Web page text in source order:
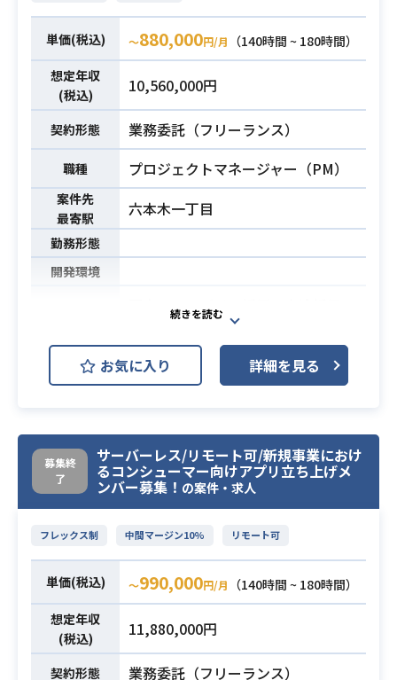
・PC貸与がなくても対応可能な方
単価(税込) 〜880,000円/月
（140時間 ~ 180時間）
想定年収
(税込)
10,560,000円
契約形態 業務委託（フリーランス）
職種 プロジェクトマネージャー（PM）
案件先
最寄駅
六本木一丁目
勤務形態
開発環境
業務内容
顧客のアルバイト採用、中途採用の
支援を目的としたメディア制作を担
うチームへの配属を予定していま
す。
テム企画および自社内で使用する管
理ツールのシステム企画を行ってい
ただきます。
ITリテラシーの高くない方などから
吸い上げたざっくりとした要望をど
す。
・要件定義〜リリースまで携わった
ご経験
お気に入り 詳細を見る
募集終
了
サーバーレス/リモート可/新規事業におけ
るコンシューマー向けアプリ立ち上げメ
ンバー募集！ の案件・求人
フレックス制 中間マージン10% リモート可
単価(税込) 〜990,000円/月
（140時間 ~ 180時間）
想定年収
(税込)
11,880,000円
契約形態 業務委託（フリーランス）